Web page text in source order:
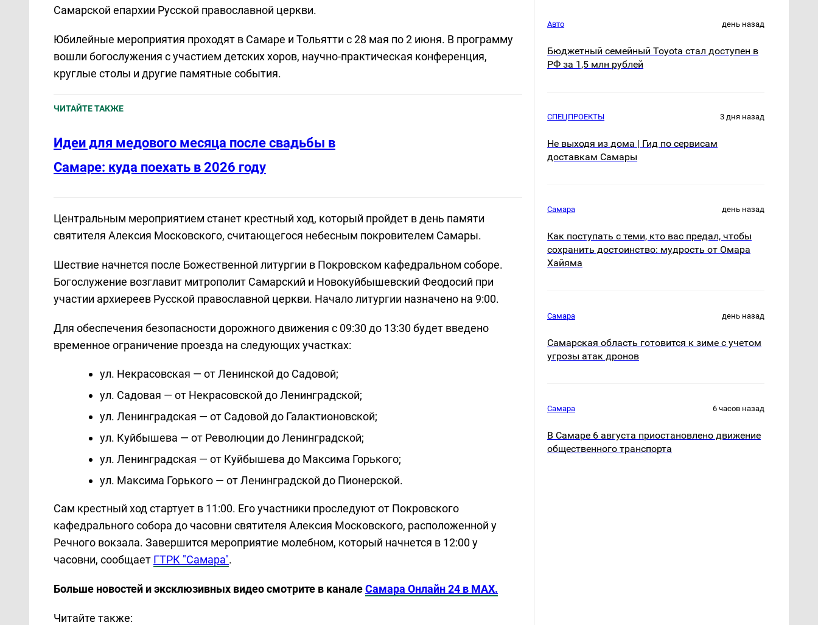
Самарской епархии Русской православной церкви.
Юбилейные мероприятия проходят в Самаре и Тольятти с 28 мая по 2 июня. В программу
вошли богослужения с участием детских хоров, научно-практическая конференция,
круглые столы и другие памятные события.
ЧИТАЙТЕ ТАКЖЕ
Идеи для медового месяца после свадьбы в
Самаре: куда поехать в 2026 году
Центральным мероприятием станет крестный ход, который пройдет в день памяти
святителя Алексия Московского, считающегося небесным покровителем Самары.
Шествие начнется после Божественной литургии в Покровском кафедральном соборе.
Богослужение возглавит митрополит Самарский и Новокуйбышевский Феодосий при
участии архиереев Русской православной церкви. Начало литургии назначено на 9:00.
Для обеспечения безопасности дорожного движения с 09:30 до 13:30 будет введено
временное ограничение проезда на следующих участках:
ул. Некрасовская — от Ленинской до Садовой;
ул. Садовая — от Некрасовской до Ленинградской;
ул. Ленинградская — от Садовой до Галактионовской;
ул. Куйбышева — от Революции до Ленинградской;
ул. Ленинградская — от Куйбышева до Максима Горького;
ул. Максима Горького — от Ленинградской до Пионерской.
Сам крестный ход стартует в 11:00. Его участники проследуют от Покровского
кафедрального собора до часовни святителя Алексия Московского, расположенной у
Речного вокзала. Завершится мероприятие молебном, который начнется в 12:00 у
часовни, сообщает ГТРК "Самара".
Больше новостей и эксклюзивных видео смотрите в каналеСамара Онлайн 24 в MAX.
Читайте также:
Авто день назад
Бюджетный семейный Toyota стал доступен в
РФ за 1,5 млн рублей
СПЕЦПРОЕКТЫ 3 дня назад
Не выходя из дома | Гид по сервисам
доставкам Самары
Самара день назад
Как поступать с теми, кто вас предал, чтобы
сохранить достоинство: мудрость от Омара
Хайяма
Самара день назад
Самарская область готовится к зиме с учетом
угрозы атак дронов
Самара 6 часов назад
В Самаре 6 августа приостановлено движение
общественного транспорта